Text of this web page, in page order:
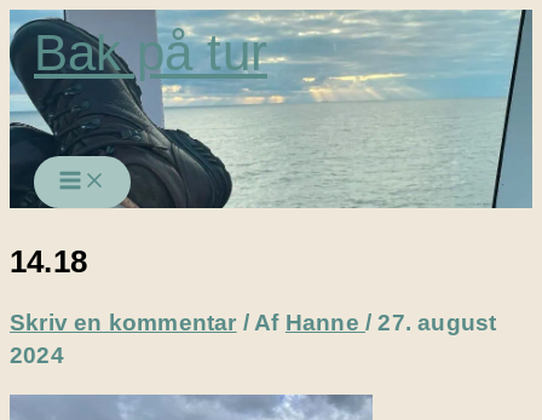
Gå
til
indholdet
Bak på tur
14.18
Skriv en kommentar / Af Hanne/27. august
2024